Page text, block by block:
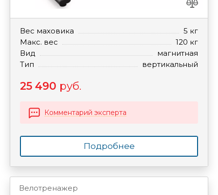
Вес маховика
5 кг
Макс. вес
120 кг
Вид
магнитная
Тип
вертикальный
25 490 руб.
Комментарий эксперта
Подробнее
Велотренажер